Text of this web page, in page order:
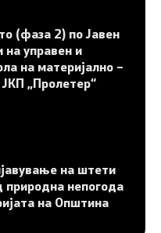
(фаза 2) по Јавен
на управен и
на материјално –
„Пролетер“
на штети
природна непогода
на Општина